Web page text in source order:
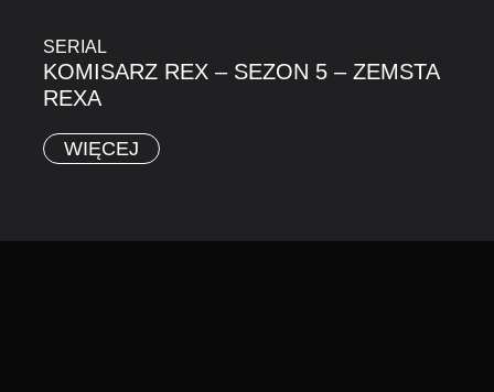
SERIAL
KOMISARZ REX – SEZON 5 – ZEMSTA
REXA
WIĘCEJ